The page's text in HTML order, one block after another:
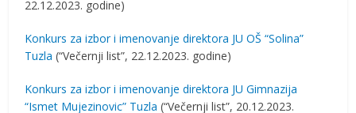
22.12.2023. godine)
Konkurs za izbor i imenovanje direktora JU OŠ “Solina”
Tuzla (“Večernji list”, 22.12.2023. godine)
Konkurs za izbor i imenovanje direktora JU Gimnazija
“Ismet Mujezinovic” Tuzla (“Večernji list”, 20.12.2023.